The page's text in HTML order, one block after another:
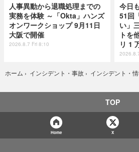
人事異動から退職処理までの
実務を体験 ～「Okta」ハンズ
オンワークショップ 9月11日
大阪で開催
2026.8.7 Fri 8:10
今日
51回
い」
トを
リ 1
ホーム › インシデント・事故 › インシデント・
TOP
Home X